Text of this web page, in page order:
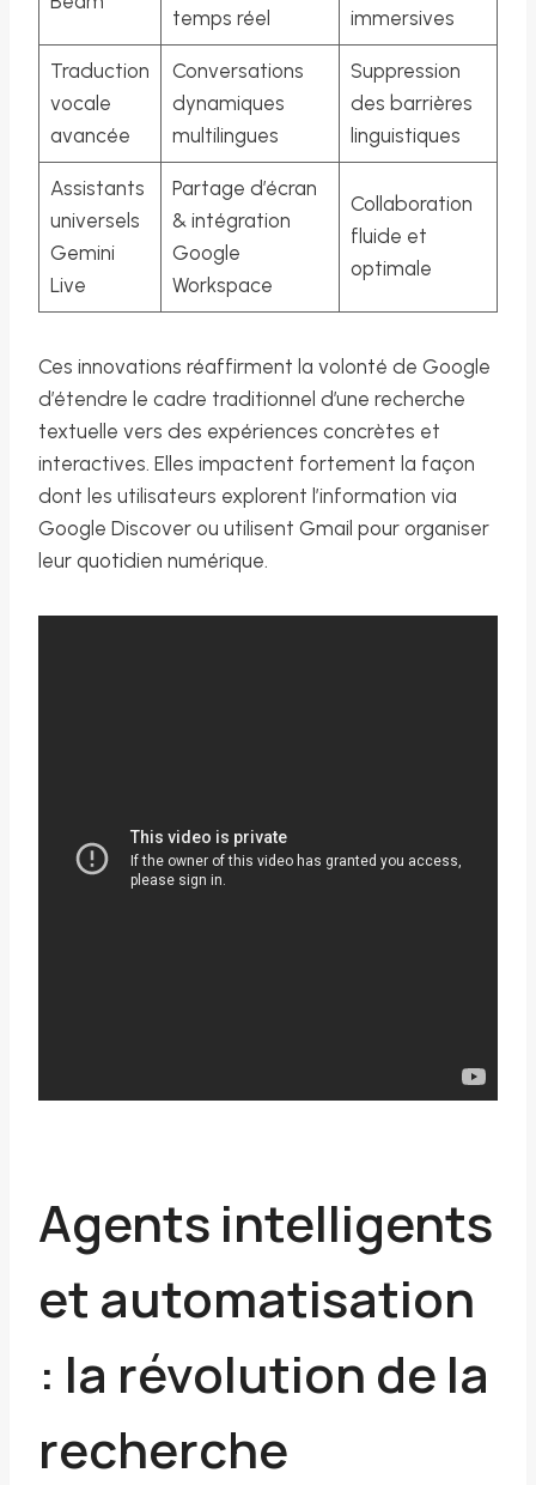
temps réel immersives
Traduction
vocale
avancée
Conversations
dynamiques
multilingues
Suppression
des barrières
linguistiques
Assistants
universels
Gemini
Live
Partage d’écran
& intégration
Google
Workspace
Collaboration
fluide et
optimale
Ces innovations réaffirment la volonté de Google
d’étendre le cadre traditionnel d’une recherche
textuelle vers des expériences concrètes et
interactives. Elles impactent fortement la façon
dont les utilisateurs explorent l’information via
Google Discover ou utilisent Gmail pour organiser
leur quotidien numérique.
Agents intelligents
et automatisation
: la révolution de la
recherche